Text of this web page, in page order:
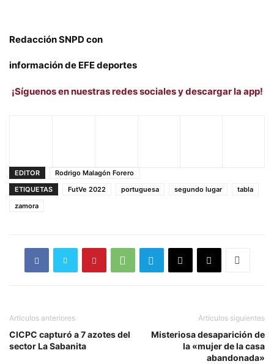
Redacción SNPD con
información de EFE deportes
¡Síguenos en nuestras redes sociales y descargar la app!
EDITOR
Rodrigo Malagón Forero
ETIQUETAS
FutVe 2022 portuguesa segundo lugar
tabla
zamora
Artículos anteriores
CICPC capturó a 7 azotes del
sector La Sabanita
Artículos siguientes
Misteriosa desaparición de
la «mujer de la casa
abandonada»